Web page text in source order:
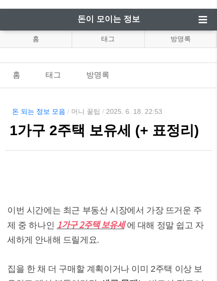
돈이 모이는 정보
홈 태그 방명록
홈 태그 방명록
돈 되는 정보 모음 / 머니 꿀팁 / 2025. 6. 18. 22:53
1가구 2주택 보유세 (+ 표정리)
이번 시간에는 최근 부동산 시장에서 가장 뜨거운 주
제 중 하나인 1가구 2주택 보유세 에 대해 정말 쉽고 자
세하게 안내해 드릴게요.
집을 한 채 더 구매할 계획이거나 이미 2주택 이상 보